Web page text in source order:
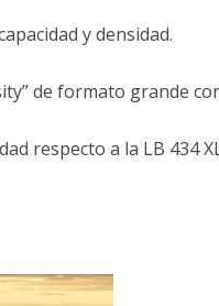
y densidad.
de formato grande
respecto a la LB 434